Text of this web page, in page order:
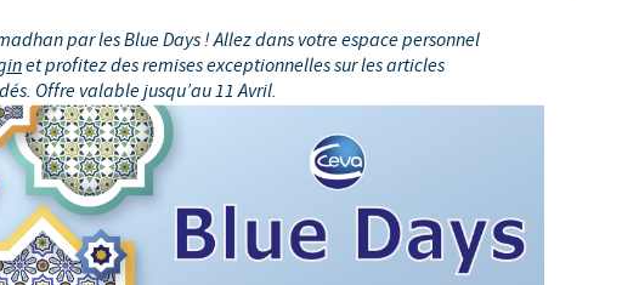
Bulgaria
Canada (EN)
Chile
China
Mexico
ET CONFORMITÉ DU GROUPE CEVA
par les Blue Days ! Allez dans votre espace personnel
et profitez des remises exceptionnelles sur les articles
Offre valable jusqu’au 11 Avril.